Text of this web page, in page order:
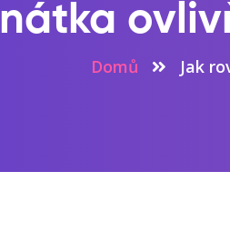
Domů Jak